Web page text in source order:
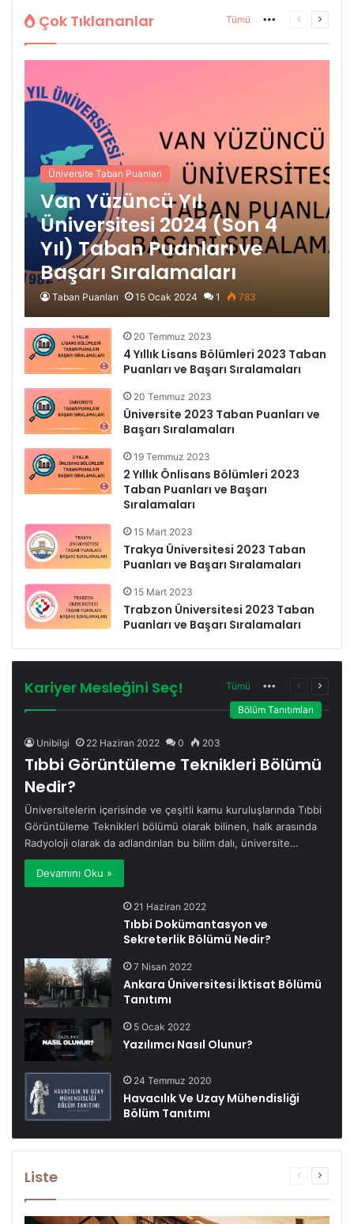
Çok Tıklananlar Tümü More Önceki
Üniversite Taban Puanları
Van Yüzüncü Yıl
Üniversitesi 2024 (Son 4
Yıl) Taban Puanları ve
Başarı Sıralamaları
Taban Puanları 15 Ocak 2024 1 783
20 Temmuz 2023
4 Yıllık Lisans Bölümleri 2023 Taban
Puanları ve Başarı Sıralamaları
20 Temmuz 2023
Üniversite 2023 Taban Puanları ve
Başarı Sıralamaları
19 Temmuz 2023
2 Yıllık Önlisans Bölümleri 2023
Taban Puanları ve Başarı
Sıralamaları
15 Mart 2023
Trakya Üniversitesi 2023 Taban
Puanları ve Başarı Sıralamaları
15 Mart 2023
Trabzon Üniversitesi 2023 Taban
Puanları ve Başarı Sıralamaları
Kariyer Mesleğini Seç! Tümü More Önceki
sayfa
Bölüm Tanıtımları
Unibilgi 22 Haziran 2022 0 203
Tıbbi Görüntüleme Teknikleri Bölümü
Nedir?
Üniversitelerin içerisinde ve çeşitli kamu kuruluşlarında Tıbbi
Görüntüleme Teknikleri bölümü olarak bilinen, halk arasında
Radyoloji olarak da adlandırılan bu bilim dalı, üniversite…
Devamını Oku »
21 Haziran 2022
Tıbbi Dokümantasyon ve
Sekreterlik Bölümü Nedir?
7 Nisan 2022
Ankara Üniversitesi İktisat Bölümü
Tanıtımı
5 Ocak 2022
Yazılımcı Nasıl Olunur?
24 Temmuz 2020
Havacılık Ve Uzay Mühendisliği
Bölüm Tanıtımı
Liste
Önceki